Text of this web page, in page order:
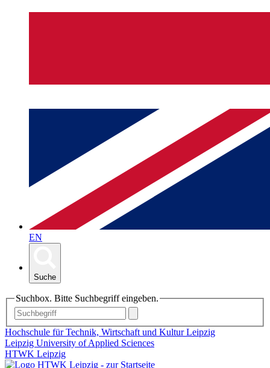
EN
Suche
Suchbox. Bitte Suchbegriff eingeben.
Hochschule für Technik, Wirtschaft und Kultur Leipzig
Leipzig University of Applied Sciences
HTWK Leipzig